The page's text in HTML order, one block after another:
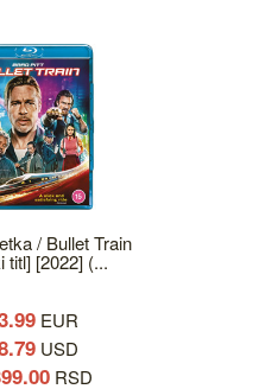
/ Bullet Train
titl] [2022] (...
EUR
USD
RSD